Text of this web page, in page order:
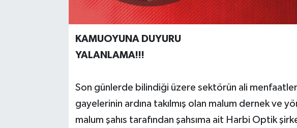
KAMUOYUNA DUYURU
YALANLAMA!!!
Son günlerde bilindiği üzere sektörün ali
gayelerinin ardına takılmış olan malum dernek ve
malum şahıs tarafından şahsıma ait Harbi Optik